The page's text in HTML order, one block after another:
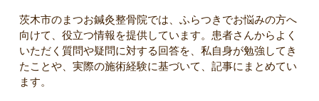
茨木市のまつお鍼灸整骨院では、ふらつきでお悩みの方へ
向けて、役立つ情報を提供しています。患者さんからよく
いただく質問や疑問に対する回答を、私自身が勉強してき
たことや、実際の施術経験に基づいて、記事にまとめてい
ます。